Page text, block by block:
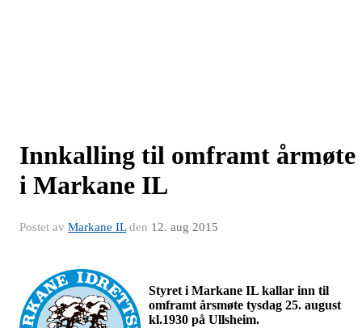
Innkalling til omframt årmøte
i Markane IL
Postet av Markane ILden 12. aug 2015
Styret i Markane IL kallar inn til
omframt årsmøte tysdag 25. august
kl.1930 på Ullsheim.